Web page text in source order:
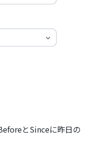
とSinceに昨日の